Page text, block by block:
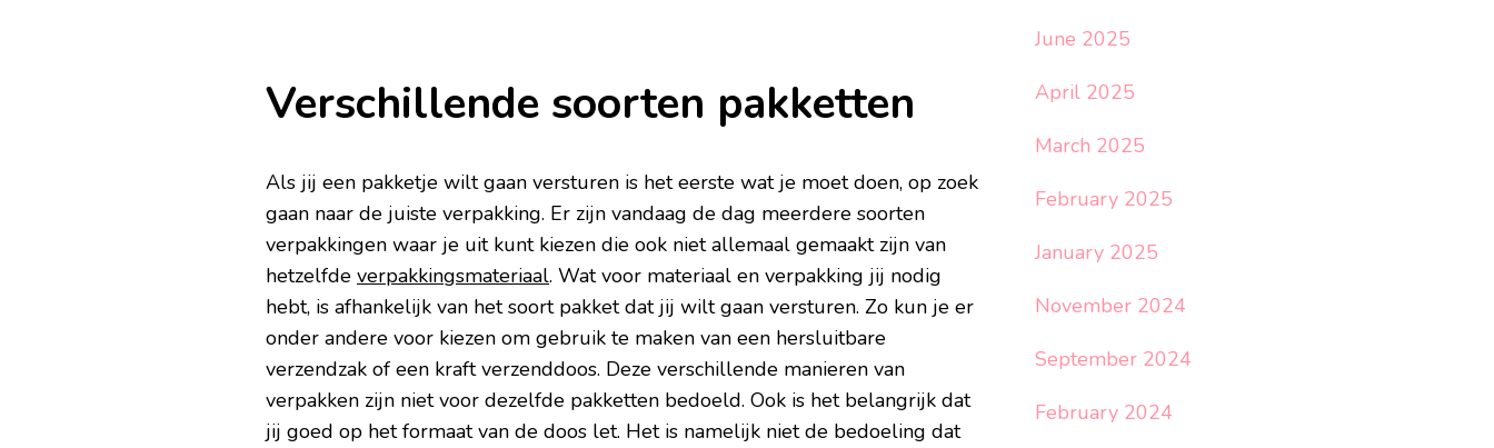
Verschillende soorten pakketten
Als jij een pakketje wilt gaan versturen is het eerste wat je moet doen, op zoek
gaan naar de juiste verpakking. Er zijn vandaag de dag meerdere soorten
verpakkingen waar je uit kunt kiezen die ook niet allemaal gemaakt zijn van
hetzelfde verpakkingsmateriaal. Wat voor materiaal en verpakking jij nodig
hebt, is afhankelijk van het soort pakket dat jij wilt gaan versturen. Zo kun je er
onder andere voor kiezen om gebruik te maken van een hersluitbare
verzendzak of een kraft verzenddoos. Deze verschillende manieren van
verpakken zijn niet voor dezelfde pakketten bedoeld. Ook is het belangrijk dat
jij goed op het formaat van de doos let. Het is namelijk niet de bedoeling dat
June 2025
April 2025
March 2025
February 2025
January 2025
November 2024
September 2024
February 2024